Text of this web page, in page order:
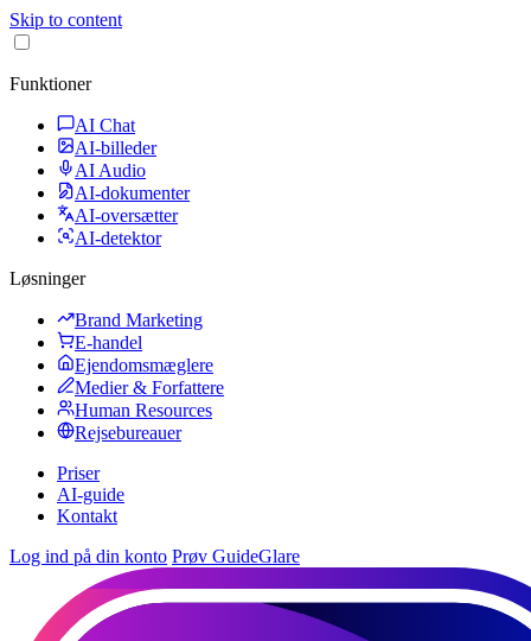
Skip to content
Funktioner
AI Chat
AI-billeder
AI Audio
AI-dokumenter
AI-oversætter
AI-detektor
Løsninger
Brand Marketing
E-handel
Ejendomsmæglere
Medier & Forfattere
Human Resources
Rejsebureauer
Priser
AI-guide
Kontakt
Log ind på din konto Prøv GuideGlare